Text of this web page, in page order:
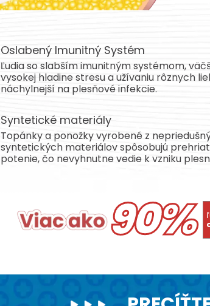
Oslabený Imunitný Systém
Ľudia so slabším imunitným systémom,
vysokej hladine stresu a užívaniu rôznych
náchylnejší na plesňové infekcie.
Syntetické materiály
Topánky a ponožky vyrobené z
syntetických materiálov spôsobujú
potenie, čo nevyhnutne vedie k vzniku
90%